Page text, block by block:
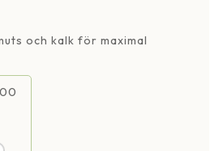
och kalk för maximal